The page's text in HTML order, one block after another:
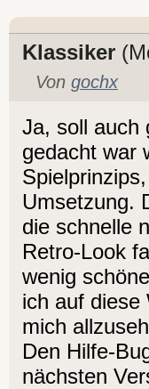
Klassiker
Von gochx
Ja, soll auch
gedacht war
Umsetzung.
die schnelle
Retro-Look
wenig
ich auf diese
mich
Den Hilfe-
nächsten